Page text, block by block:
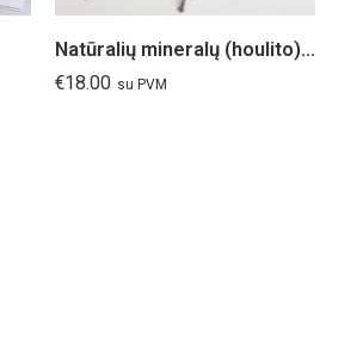
Natūralių mineralų (houlito) rožančius
€18.00 su PVM